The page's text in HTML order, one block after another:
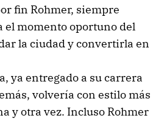
fin Rohmer, siempre
el momento oportuno del
la ciudad y convertirla en
ya entregado a su carrera
volvería con estilo más
y otra vez. Incluso Rohmer